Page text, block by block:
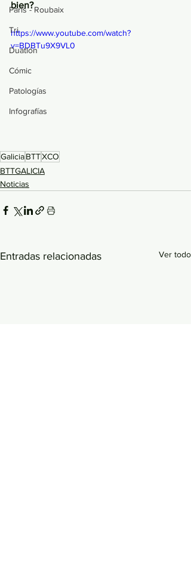
París - Roubaix
Tri
Duatlón
Cómic
Patologías
Infografías
bien?
https://www.youtube.com/watch?
v=BDBTu9X9VL0
GaliciaBTTXCO
BTTGALICIA
Noticias
Entradas relacionadas Ver todo